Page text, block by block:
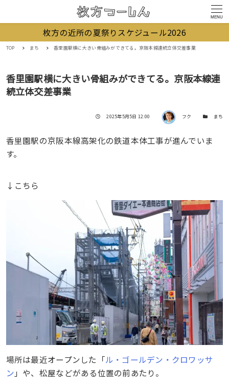
MENU
枚方の近所の夏祭りスケジュール2026
TOP まち 香里園駅横に大きい骨組みができてる。京阪本線連続立体交差事業
香里園駅横に大きい骨組みができてる。京阪本線連
続立体交差事業
投稿日
2025年5月5日 12:00 著者 フク カテゴリー
まち
香里園駅の京阪本線高架化の鉄道本体工事が進んでいま
す。
↓こちら
場所は最近オープンした「ル・ゴールデン・クロワッサ
ン 」や、松屋などがある位置の前あたり。